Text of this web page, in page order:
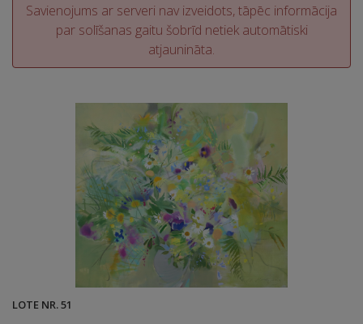
Savienojums ar serveri nav izveidots, tāpēc informācija
par solīšanas gaitu šobrīd netiek automātiski
atjaunināta.
LOTE NR. 51